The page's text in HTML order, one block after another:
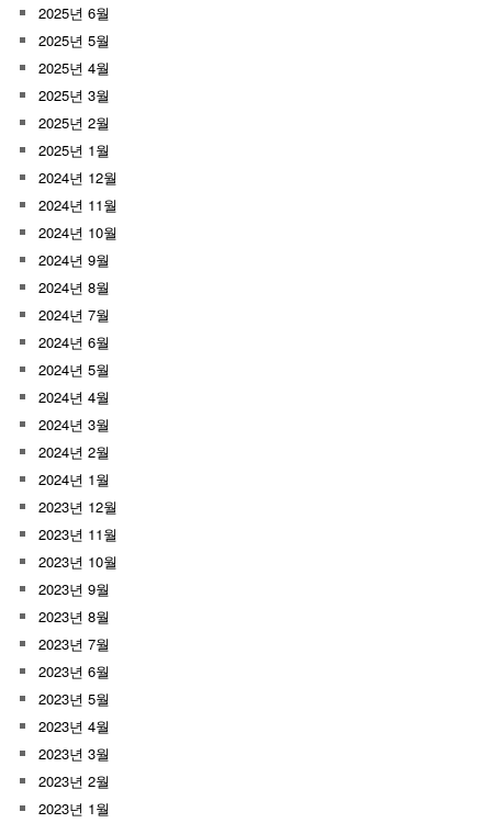
2025년 6월
2025년 5월
2025년 4월
2025년 3월
2025년 2월
2025년 1월
2024년 12월
2024년 11월
2024년 10월
2024년 9월
2024년 8월
2024년 7월
2024년 6월
2024년 5월
2024년 4월
2024년 3월
2024년 2월
2024년 1월
2023년 12월
2023년 11월
2023년 10월
2023년 9월
2023년 8월
2023년 7월
2023년 6월
2023년 5월
2023년 4월
2023년 3월
2023년 2월
2023년 1월